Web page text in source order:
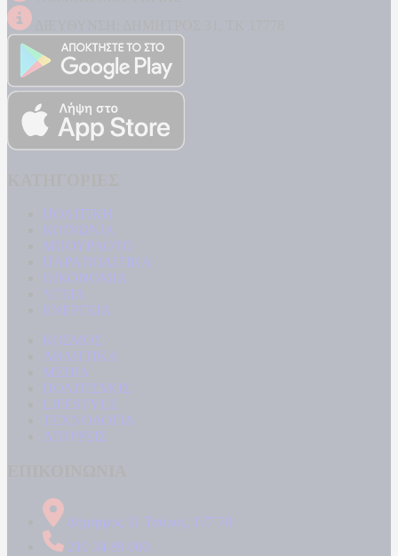
ΠΟΛΙΤΙΚΗ
ΚΟΙΝΩΝΙΑ
ΜΠΟΥΡΛΟΤΟ
ΠΑΡΑΠΟΛΙΤΙΚΑ
ΟΙΚΟΝΟΜΙΑ
ΥΓΕΙΑ
ΕΝΕΡΓΕΙΑ
ΚΟΣΜΟΣ
ΑΘΛΗΤΙΚΑ
MEDIA
ΠΟΛΙΤΙΣΜΟΣ
LIFESTYLE
ΤΕΧΝΟΛΟΓΙΑ
ΑΠΟΨΕΙΣ
Δήμητρος 31 Ταύρος, 177 78
210 34 89 000